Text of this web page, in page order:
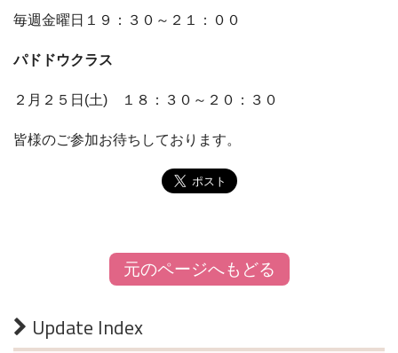
毎週金曜日１９：３０～２１：００
パドドウクラス
２月２５日(土) １８：３０～２０：３０
皆様のご参加お待ちしております。
元のページへもどる
Update Index